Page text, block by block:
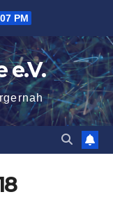
PM
e.V.